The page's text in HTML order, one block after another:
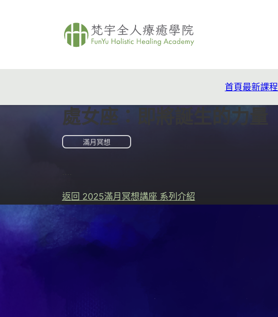
首頁最新課程
處女座：即將誕生的力量
滿月冥想
返回 2025滿月冥想講座 系列介紹